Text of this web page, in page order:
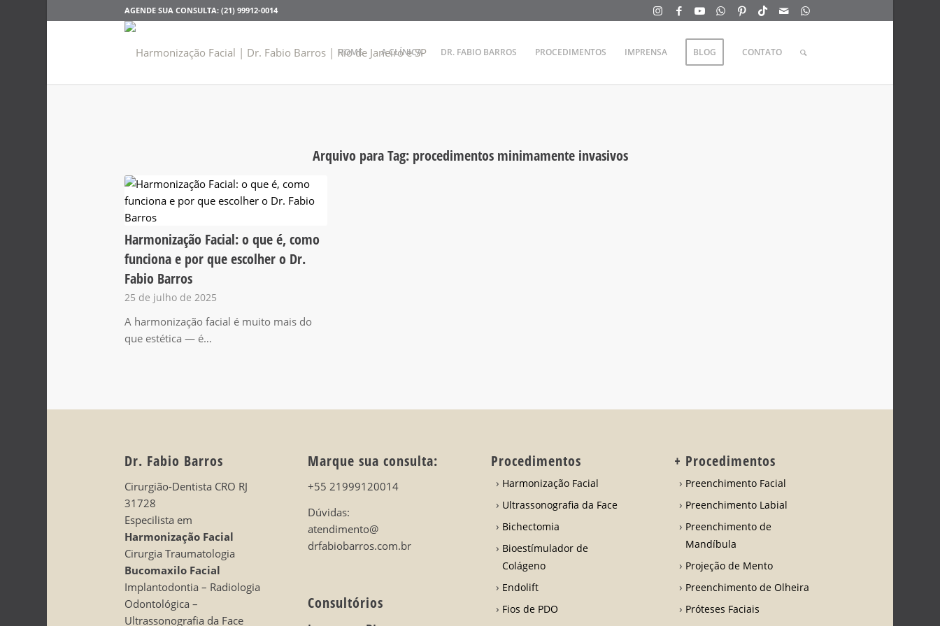
AGENDE SUA CONSULTA: (21) 99912-0014
HOME A CLÍNICA DR. FABIO BARROS PROCEDIMENTOS IMPRENSA BLOG CONTATO
Arquivo para Tag: procedimentos minimamente invasivos
Harmonização Facial: o que é, como
funciona e por que escolher o Dr.
Fabio Barros
25 de julho de 2025
A harmonização facial é muito mais do
que estética — é…
Dr. Fabio Barros
Cirurgião-Dentista CRO RJ
31728
Especilista em
Harmonização Facial
Cirurgia Traumatologia
Bucomaxilo Facial
Implantodontia – Radiologia
Odontológica –
Ultrassonografia da Face
Marque sua consulta:
+55 21999120014
Dúvidas:
atendimento@
drfabiobarros.com.br
Consultórios
Procedimentos
Harmonização Facial
Ultrassonografia da Face
Bichectomia
Bioestímulador de
Colágeno
Endolift
Fios de PDO
+ Procedimentos
Preenchimento Facial
Preenchimento Labial
Preenchimento de
Mandíbula
Projeção de Mento
Preenchimento de Olheira
Próteses Faciais